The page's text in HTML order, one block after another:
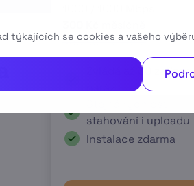
490 Kč měsíčně
Zvládá až 30 zařízení
stahování i uploadu
Instalace zdarma
týkajících se cookies a vašeho